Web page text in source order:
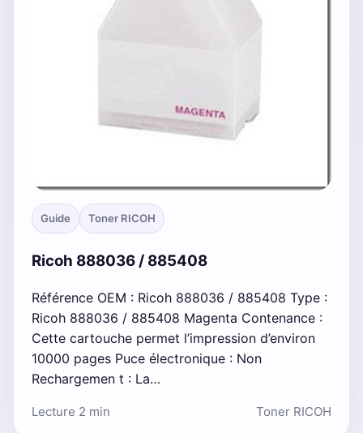
Guide Toner RICOH
Ricoh 888036 / 885408
Référence OEM : Ricoh 888036 / 885408 Type :
Ricoh 888036 / 885408 Magenta Contenance :
Cette cartouche permet l’impression d’environ
10000 pages Puce électronique : Non
Rechargemen t : La…
Lecture 2 min Toner RICOH